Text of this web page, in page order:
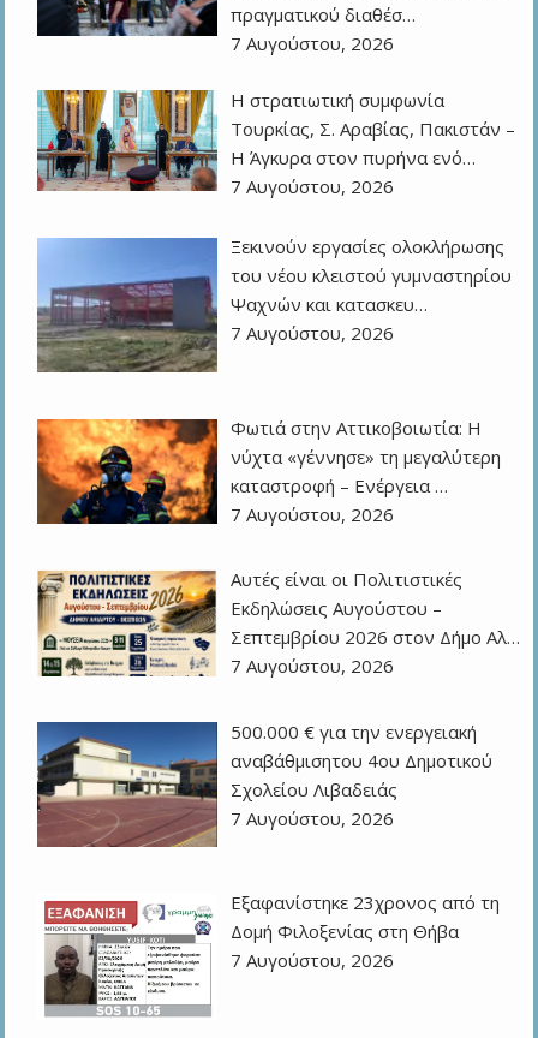
πραγματικού διαθέσ…
7 Αυγούστου, 2026
Η στρατιωτική συμφωνία
Τουρκίας, Σ. Αραβίας, Πακιστάν –
Η Άγκυρα στον πυρήνα ενό…
7 Αυγούστου, 2026
Ξεκινούν εργασίες ολοκλήρωσης
του νέου κλειστού γυμναστηρίου
Ψαχνών και κατασκευ…
7 Αυγούστου, 2026
Φωτιά στην Αττικοβοιωτία: Η
νύχτα «γέννησε» τη μεγαλύτερη
καταστροφή – Ενέργεια …
7 Αυγούστου, 2026
Αυτές είναι οι Πολιτιστικές
Εκδηλώσεις Αυγούστου –
Σεπτεμβρίου 2026 στον Δήμο Αλ…
7 Αυγούστου, 2026
500.000 € για την ενεργειακή
αναβάθμισητου 4ου Δημοτικού
Σχολείου Λιβαδειάς
7 Αυγούστου, 2026
Εξαφανίστηκε 23χρονος από τη
Δομή Φιλοξενίας στη Θήβα
7 Αυγούστου, 2026